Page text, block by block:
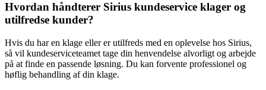
Hvordan håndterer Sirius kundeservice klager og
utilfredse kunder?
Hvis du har en klage eller er utilfreds med en oplevelse hos Sirius,
så vil kundeserviceteamet tage din henvendelse alvorligt og arbejde
på at finde en passende løsning. Du kan forvente professionel og
høflig behandling af din klage.